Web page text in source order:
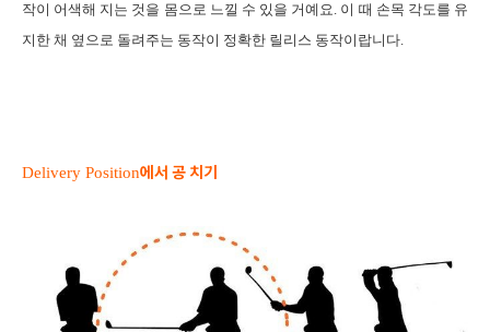
작이 어색해 지는 것을 몸으로 느낄 수 있을 거예요. 이 때 손목 각도를 유
지한 채 옆으로 돌려주는 동작이 정확한 릴리스 동작이랍니다.
Delivery Position에서 공 치기